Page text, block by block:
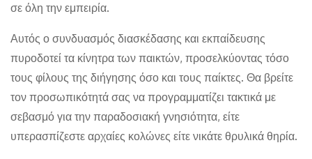
σε όλη την εμπειρία.
Αυτός ο συνδυασμός διασκέδασης και εκπαίδευσης
πυροδοτεί τα κίνητρα των παικτών, προσελκύοντας τόσο
τους φίλους της διήγησης όσο και τους παίκτες. Θα βρείτε
τον προσωπικότητά σας να προγραμματίζει τακτικά με
σεβασμό για την παραδοσιακή γνησιότητα, είτε
υπερασπίζεστε αρχαίες κολώνες είτε νικάτε θρυλικά θηρία.